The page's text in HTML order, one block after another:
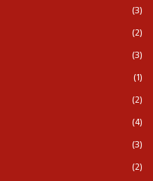
(3)
(2)
(3)
(1)
(2)
(4)
(3)
(2)